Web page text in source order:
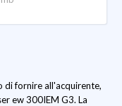
di fornire all'acquirente,
ew 300IEM G3. La